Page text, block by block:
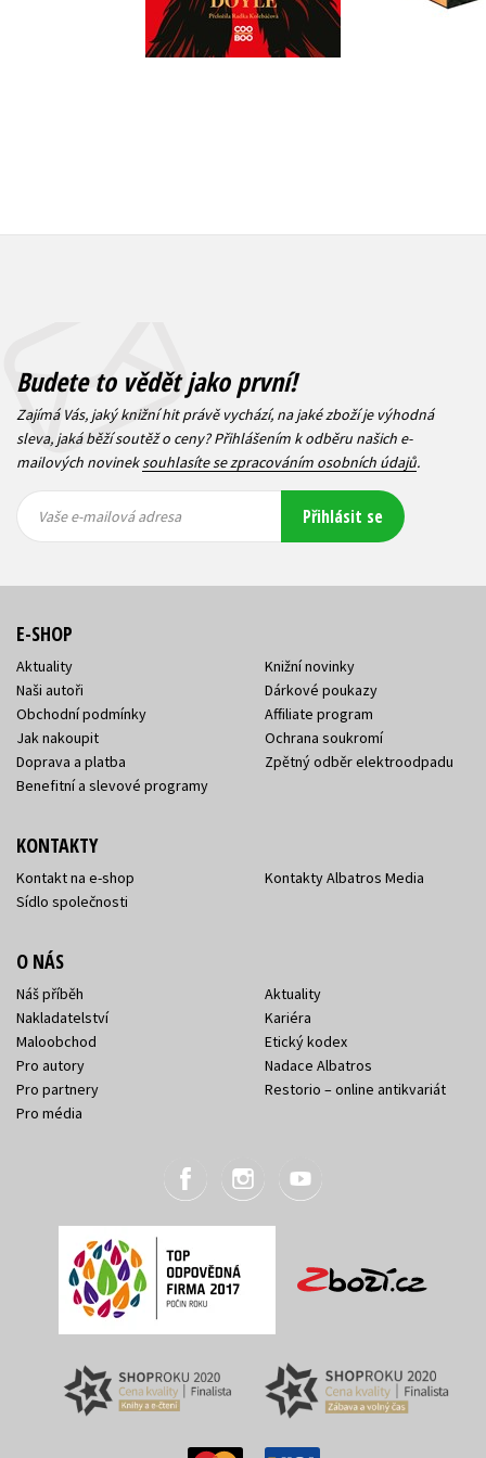
499 Kč
399 Kč
Budete to vědět jako první!
Zajímá Vás, jaký knižní hit právě vychází, na jaké zboží je výhodná
sleva, jaká běží soutěž o ceny? Přihlášením k odběru našich e-
mailových novineksouhlasíte se zpracováním osobních údajů.
mailová
mailová
Vaše e-mailová adresa Přihlásit se
E-SHOP
Aktuality
Naši autoři
Obchodní podmínky
Jak nakoupit
Doprava a platba
Benefitní a slevové programy
Knižní novinky
Dárkové poukazy
Affiliate program
Ochrana soukromí
Zpětný odběr elektroodpadu
KONTAKTY
Kontakt na e-shop
Sídlo společnosti
Kontakty Albatros Media
O NÁS
Náš příběh
Nakladatelství
Maloobchod
Pro autory
Pro partnery
Pro média
Aktuality
Kariéra
Etický kodex
Nadace Albatros
Restorio – online antikvariát